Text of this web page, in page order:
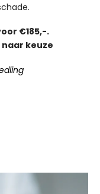
€185,-.
keuze